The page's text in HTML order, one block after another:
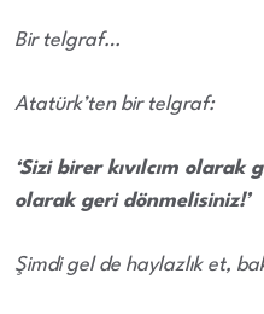
Bir telgraf…
Atatürk’ten bir telgraf:
‘Sizi birer kıvılcım
olarak geri dönmelisiniz!’
Şimdi gel de haylazlık et,